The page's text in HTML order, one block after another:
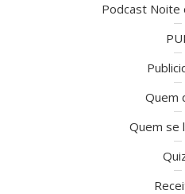
Podcast Noite
Quem
Quem se